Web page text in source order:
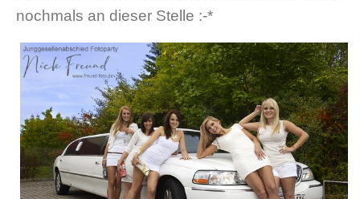
nochmals an dieser Stelle :-*